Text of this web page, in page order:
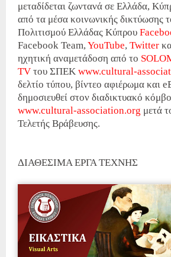
μεταδίδεται ζωντανά σε Ελλάδα,
από τα μέσα κοινωνικής δικτύωσης
Πολιτισμού Ελλάδας Κύπρου
Facebook Team, YouTube, Twitter
ηχητική αναμετάδοση από το
TV του ΣΠΕΚ www.cultural-
δελτίο τύπου, βίντεο αφιέρωμα και
δημοσιευθεί στον διαδικτυακό
www.cultural-association.org μετά
Τελετής Βράβευσης.
ΔΙΑΘΕΣΙΜΑ ΕΡΓΑ ΤΕΧΝΗΣ